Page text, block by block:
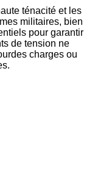
ténacité et les
militaires, bien
pour garantir
de tension ne
charges ou